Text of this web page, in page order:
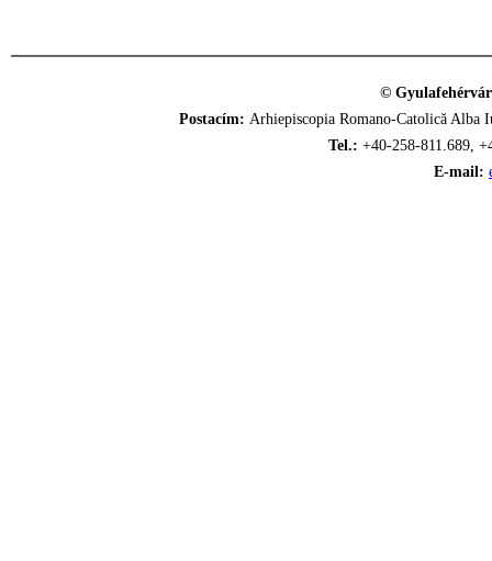
©
Postacím: Arhiepiscopia Romano-Catolică
Tel.: +40-258-811.689,
E-mail: